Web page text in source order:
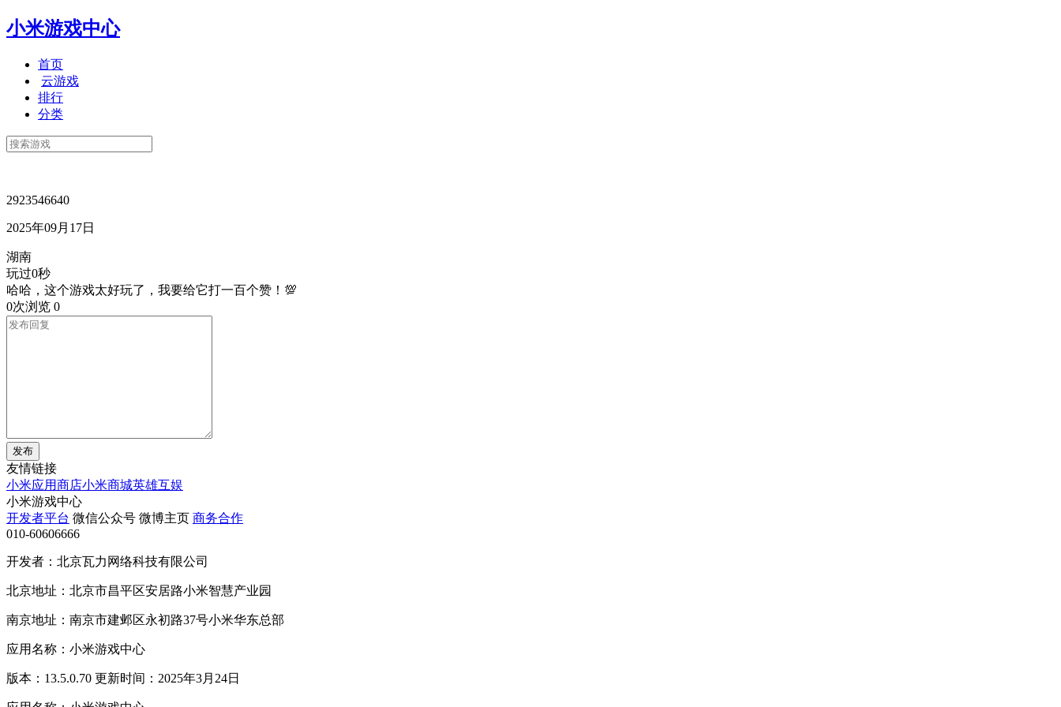
小米游戏中心
首页
云游戏
排行
分类
2923546640
2025年09月17日
湖南
玩过0秒
哈哈，这个游戏太好玩了，我要给它打一百个赞！💯
0次浏览 0
发布
友情链接
小米应用商店小米商城英雄互娱
小米游戏中心
开发者平台 微信公众号 微博主页 商务合作
010-60606666
开发者：北京瓦力网络科技有限公司
北京地址：北京市昌平区安居路小米智慧产业园
南京地址：南京市建邺区永初路37号小米华东总部
应用名称：小米游戏中心
版本：13.5.0.70 更新时间：2025年3月24日